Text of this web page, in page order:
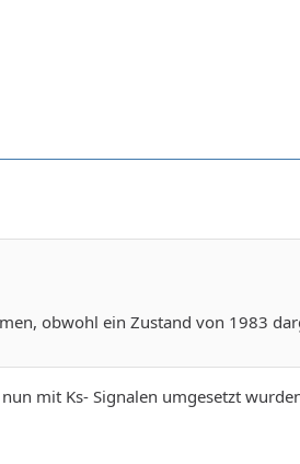
obwohl ein Zustand von 1983
mit Ks- Signalen umgesetzt